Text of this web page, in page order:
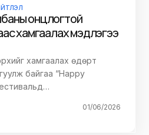
онцлогтой
хамгаалах мэдлэгээ
хамгаалах өдөрт
байгаа “Happy
01/06/2026